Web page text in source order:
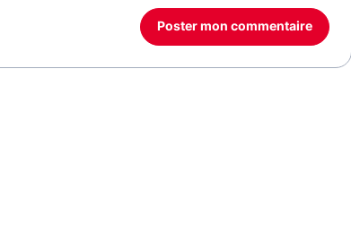
Poster mon commentaire